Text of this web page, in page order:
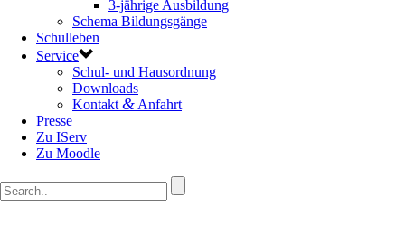
3-jährige Ausbildung
Schema Bildungsgänge
Schulleben
Service
Schul- und Hausordnung
Downloads
Kontakt & Anfahrt
Presse
Zu IServ
Zu Moodle